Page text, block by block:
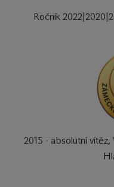
Ročník
2015 - absolutní